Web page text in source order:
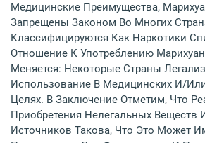
Медицинские Преимущества,
Запрещены Законом Во Многих
Классифицируются Как Наркотики
Отношение К Употреблению
Меняется: Некоторые Страны
Использование В Медицинских И/
Целях. В Заключение Отметим, Что
Приобретения Нелегальных Веществ
Источников Такова, Что Это Может